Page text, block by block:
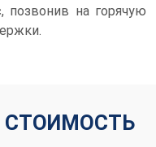
на горячую
СТОИМОСТЬ